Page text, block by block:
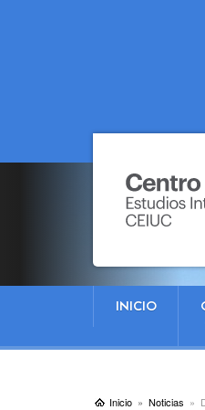
INICIO
Inicio Noticias